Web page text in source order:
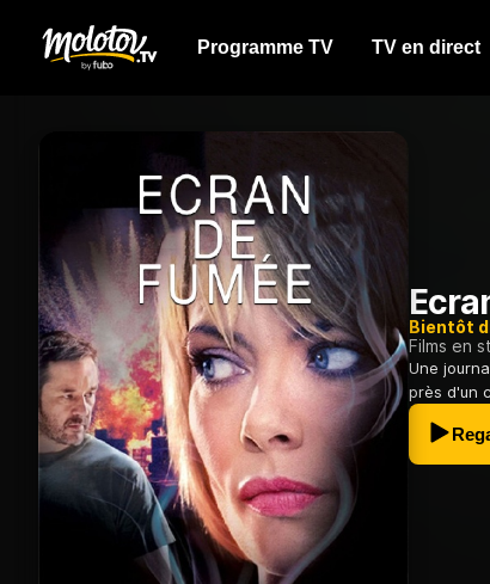
Programme TV TV en direct
Bientôt
Films en
Une
près d'un